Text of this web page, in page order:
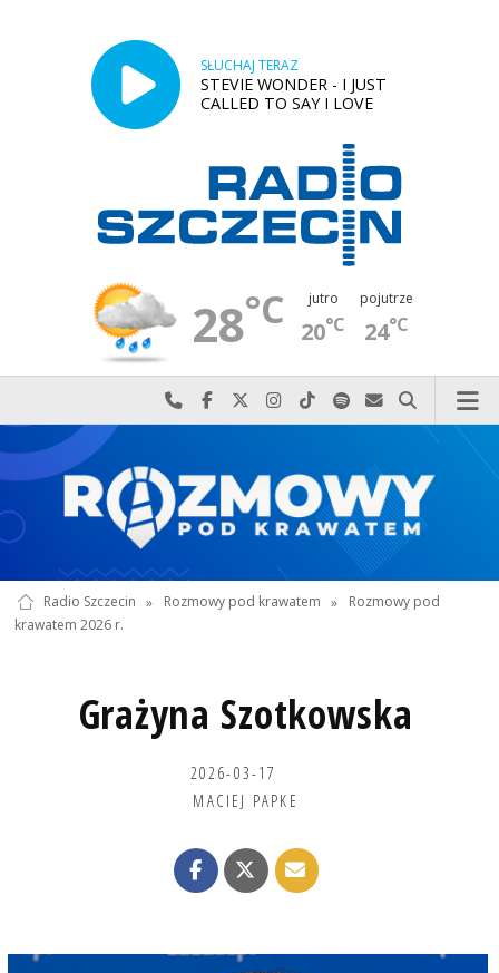
SŁUCHAJ TERAZ
STEVIE WONDER - I JUST
CALLED TO SAY I LOVE
28°C jutro
20°C
pojutrze
24°C
Najlepiej po prostu do nas zadzwoń
Odwiedź nas na Facebook-u
Odwiedź nas na X
Odwiedź nas na Instagram-ie
Odwiedź nas na TikTok-u
Szukaj nas na Spotify
Wyślij do nas
Szukaj
Radio Szczecin » Rozmowy pod krawatem »
Rozmowy pod
krawatem 2026 r.
Grażyna Szotkowska
2026-03-17
MACIEJ PAPKE